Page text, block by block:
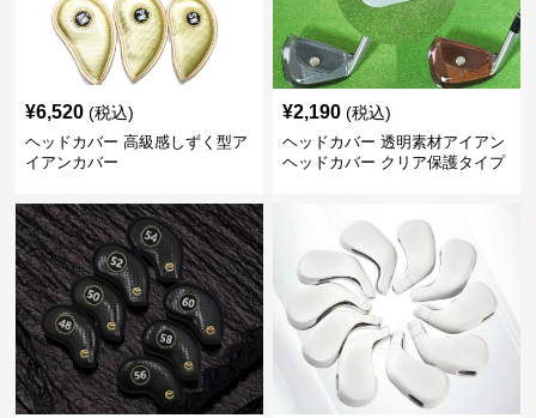
¥6,520 (税込)
ヘッドカバー 高級感しずく型ア
イアンカバー
¥2,190 (税込)
ヘッドカバー 透明素材アイアン
ヘッドカバー クリア保護タイプ